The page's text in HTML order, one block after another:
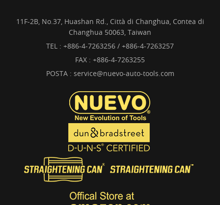
11F-2B, No.37, Huashan Rd., Città di Changhua, Contea di
Changhua 50063, Taiwan
TEL : +886-4-7263256 / +886-4-7263257
FAX : +886-4-7263255
POSTA : service@nuevo-auto-tools.com